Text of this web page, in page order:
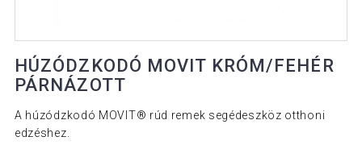
HÚZÓDZKODÓ MOVIT KRÓM/FEHÉR
PÁRNÁZOTT
A húzódzkodó MOVIT® rúd remek segédeszköz otthoni
edzéshez.